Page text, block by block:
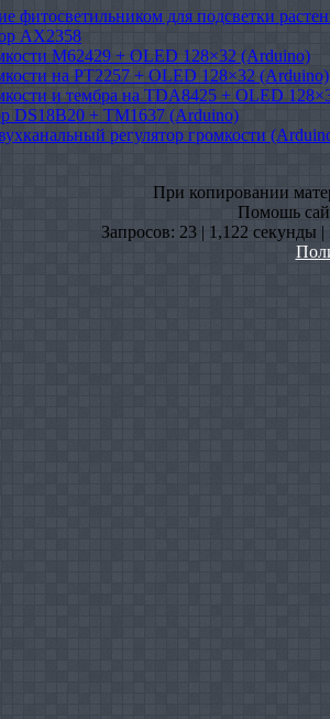
фитосветильником для подсветки
AX2358
M62429 + OLED 128×32 (Arduino)
на PT2257 + OLED 128×32 (Arduino)
и тембра на TDA8425 + OLED
DS18B20 + TM1637 (Arduino)
регулятор громкости
При копировании
Помошь
Запросов: 23 | 1,122 секунды